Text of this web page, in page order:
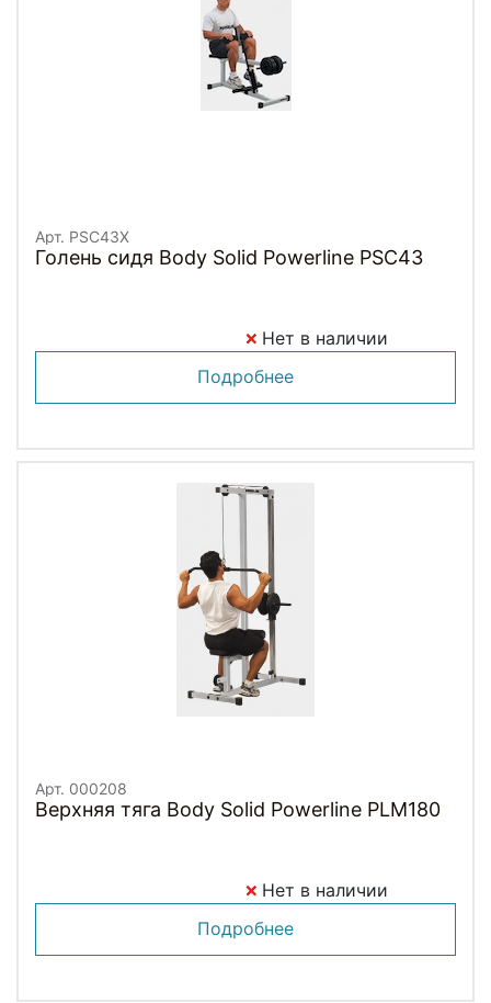
Арт. PSC43X
Голень сидя Body Solid Powerline PSC43
Нет в наличии
Подробнее
Арт. 000208
Верхняя тяга Body Solid Powerline PLM180
Нет в наличии
Подробнее